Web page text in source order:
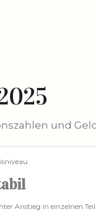
und
Anstieg in einzelnen